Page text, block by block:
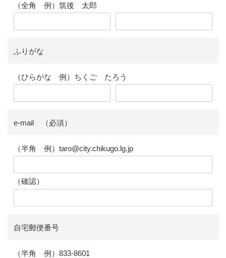
（全角 例）筑後 太郎
ふりがな
（ひらがな 例）ちくご たろう
e-mail （必須）
（半角 例）taro@city.chikugo.lg.jp
（確認）
自宅郵便番号
（半角 例）833-8601